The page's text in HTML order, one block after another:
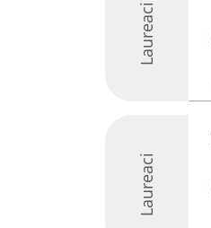
Laureaci
Laureaci